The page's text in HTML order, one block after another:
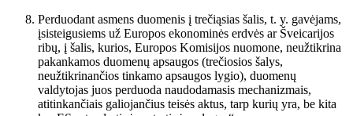
Perduodant asmens duomenis į trečiąsias šalis, t. y. gavėjams,
įsisteigusiems už Europos ekonominės erdvės ar Šveicarijos
ribų, į šalis, kurios, Europos Komisijos nuomone, neužtikrina
pakankamos duomenų apsaugos (trečiosios šalys,
neužtikrinančios tinkamo apsaugos lygio), duomenų
valdytojas juos perduoda naudodamasis mechanizmais,
atitinkančiais galiojančius teisės aktus, tarp kurių yra, be kita